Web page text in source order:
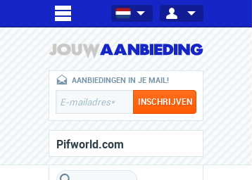
AANBIEDINGEN IN JE MAIL!
Pifworld.com